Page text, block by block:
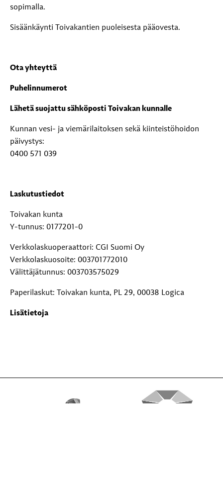
sopimalla.
Sisäänkäynti Toivakantien puoleisesta pääovesta.
Ota yhteyttä
Puhelinnumerot
Lähetä suojattu sähköposti Toivakan kunnalle
Kunnan vesi- ja viemärilaitoksen sekä kiinteistöhoidon
päivystys:
0400 571 039
Laskutustiedot
Toivakan kunta
Y-tunnus: 0177201-0
Verkkolaskuoperaattori: CGI Suomi Oy
Verkkolaskuosoite: 003701772010
Välittäjätunnus: 003703575029
Paperilaskut: Toivakan kunta, PL 29, 00038 Logica
Lisätietoja